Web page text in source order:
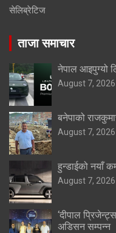
सेलिब्रेटिज
ताजा समाचार
नेपाल आइपुग्यो
August 7, 2026
बनेपाको
August 7, 2026
हुन्डाईको नयाँ
August 7, 2026
‘दीपाल
अडिसन सम्पन्न